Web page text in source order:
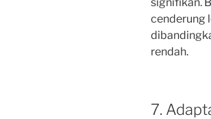
cenderung
rendah.
7.